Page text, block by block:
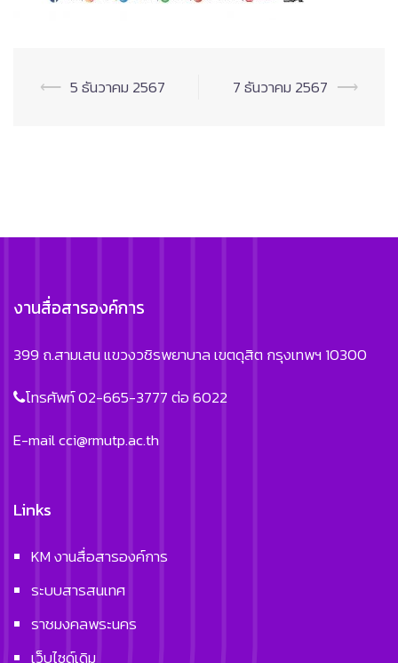
Post
⟵ 5 ธันวาคม 2567 7 ธันวาคม 2567 ⟶
งานสื่อสารองค์การ
399 ถ.สามเสน แขวงวชิรพยาบาล เขตดุสิต กรุงเทพฯ 10300
โทรศัพท์ 02-665-3777 ต่อ 6022
E-mailcci@rmutp.ac.th
Links
KM งานสื่อสารองค์การ
ระบบสารสนเทศ
ราชมงคลพระนคร
เว็บไซด์เดิม